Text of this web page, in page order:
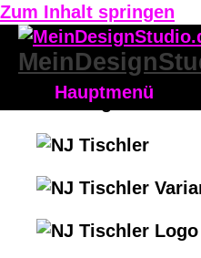
Zum Inhalt springen
Hauptmenü